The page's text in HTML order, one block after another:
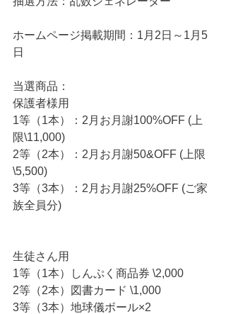
ホームページ掲載期間：1月2日～1月5
日
当選商品：
保護者様用
1等（1本）：2月お月謝100%OFF (上
限\11,000)
2等（2本）：2月お月謝50&OFF (上限
\5,500)
3等（3本）：2月お月謝25%OFF (ご家
族全員分)
生徒さん用
1等（1本）しんぷく商品券 \2,000
2等（2本）図書カード \1,000
3等（3本）地球儀ボール×2